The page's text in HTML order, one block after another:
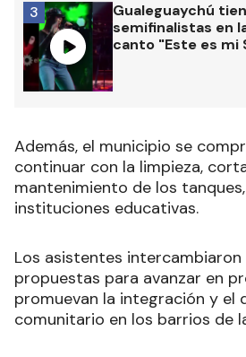
Gualeguaychú
semifinalistas en
canto "Este es mi
3
Además, el municipio se
continuar con la limpieza,
mantenimiento de los
instituciones educativas.
Los asistentes intercambiaron
propuestas para avanzar en
promuevan la integración y el
comunitario en los barrios de